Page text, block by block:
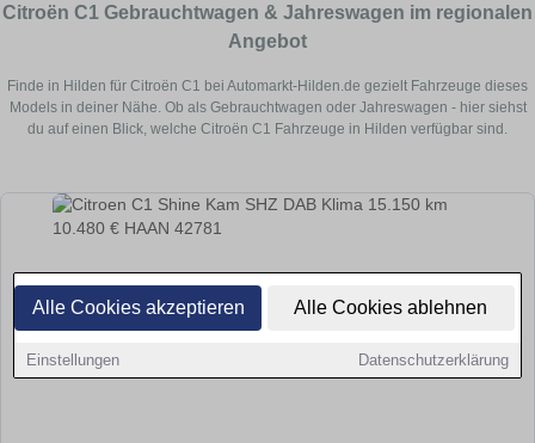
Alle Cookies akzeptieren Alle Cookies ablehnen
Einstellungen Datenschutzerklärung
Citroën C1 Gebrauchtwagen & Jahreswagen im regionalen
Angebot
Finde in Hilden für Citroën C1 bei Automarkt-Hilden.de gezielt Fahrzeuge dieses
Models in deiner Nähe. Ob als Gebrauchtwagen oder Jahreswagen - hier siehst
du auf einen Blick, welche Citroën C1 Fahrzeuge in Hilden verfügbar sind.